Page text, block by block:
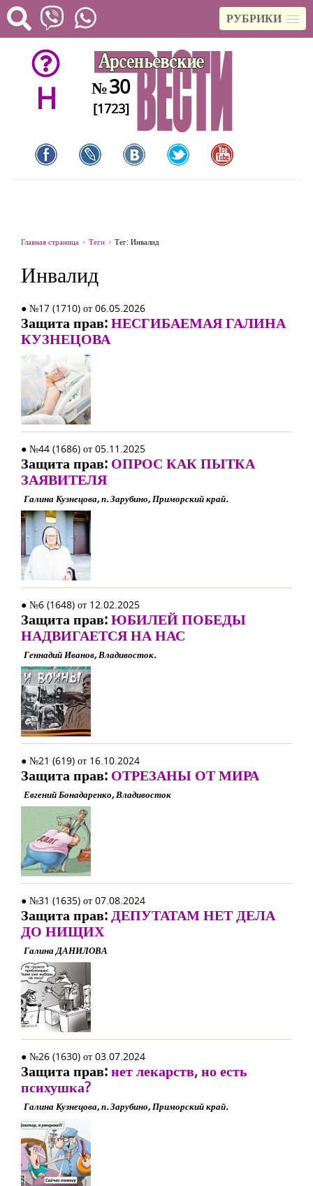
РУБРИКИ
H №30
[1723]
Главная страница Теги Тег: Инвалид
Инвалид
● №17 (1710) от 06.05.2026
Защита прав:НЕСГИБАЕМАЯ ГАЛИНА
КУЗНЕЦОВА
● №44 (1686) от 05.11.2025
Защита прав: ОПРОС КАК ПЫТКА
ЗАЯВИТЕЛЯ
Галина Кузнецова, п. Зарубино, Приморский край.
● №6 (1648) от 12.02.2025
Защита прав:ЮБИЛЕЙ ПОБЕДЫ
НАДВИГАЕТСЯ НА НАС
Геннадий Иванов, Владивосток.
● №21 (619) от 16.10.2024
Защита прав: ОТРЕЗАНЫ ОТ МИРА
Евгений Бонадаренко, Владивосток
● №31 (1635) от 07.08.2024
Защита прав:ДЕПУТАТАМ НЕТ ДЕЛА
ДО НИЩИХ
Галина ДАНИЛОВА
● №26 (1630) от 03.07.2024
Защита прав:нет лекарств, но есть
психушка?
Галина Кузнецова, п. Зарубино, Приморский край.